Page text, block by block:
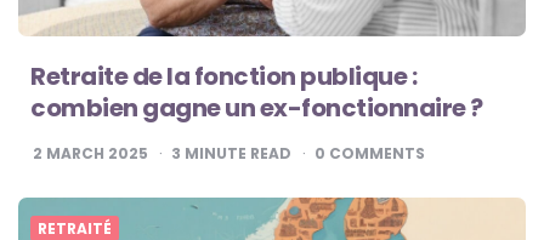
Retraite de la fonction publique :
combien gagne un ex-fonctionnaire ?
2 MARCH 2025 3 MINUTE READ 0 COMMENTS
RETRAITÉ